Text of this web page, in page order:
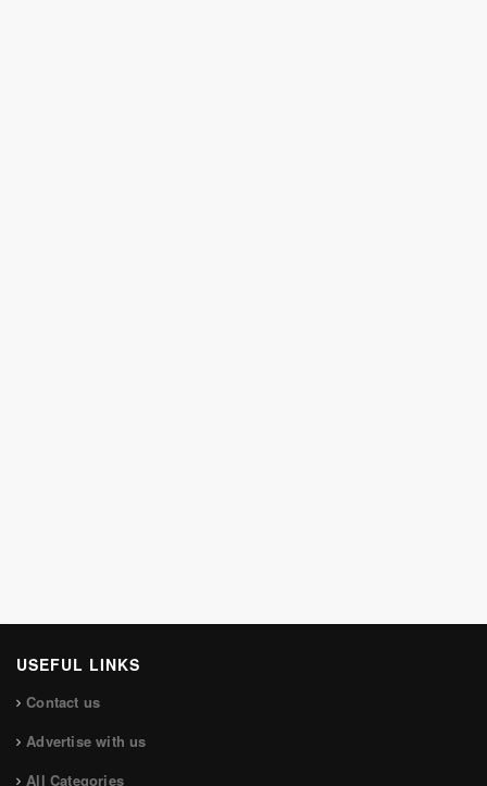
USEFUL LINKS
Contact us
Advertise with us
All Categories